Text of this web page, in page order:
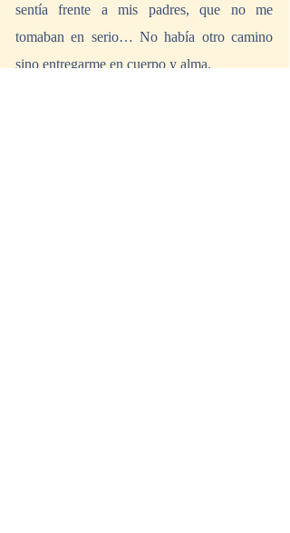
sentía frente a mis padres, que no me
tomaban en serio… No había otro camino
sino entregarme en cuerpo y alma.